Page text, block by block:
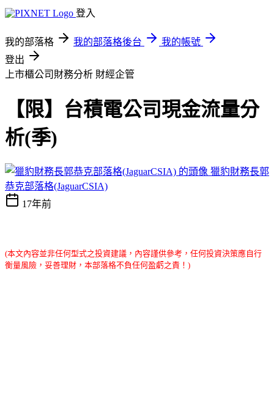
登入
我的部落格 我的部落格後台
我的帳號
登出
上市櫃公司財務分析 財經企管
【限】台積電公司現金流量分
析(季)
獵豹財務長郭
恭克部落格(JaguarCSIA)
17年前
(本文內容並非任何型式之投資建議，內容謹供參考，任何投資決策應自行
衡量風險，妥善理財，本部落格不負任何盈虧之責！)